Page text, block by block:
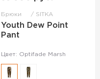
Брюки SITKA
Youth Dew Point
Pant
Цвет: Optifade Marsh